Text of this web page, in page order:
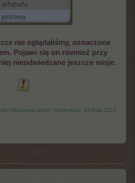
nie oglądaliśmy, oznaczone
Pojawi się on również przy
nieodwiedzane jeszcze misje.
edytowane przez moderatora: 14 maja 2019